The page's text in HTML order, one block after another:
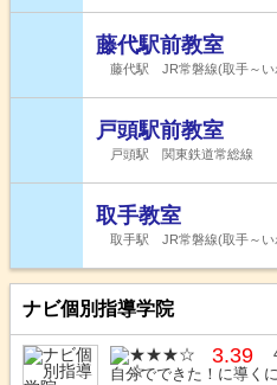
藤代駅前教室
藤代駅 JR常磐線(取手～い
戸頭駅前教室
戸頭駅 関東鉄道常総線
取手教室
取手駅 JR常磐線(取手～い
ナビ個別指導学院
3.39
自分でできた！に導く